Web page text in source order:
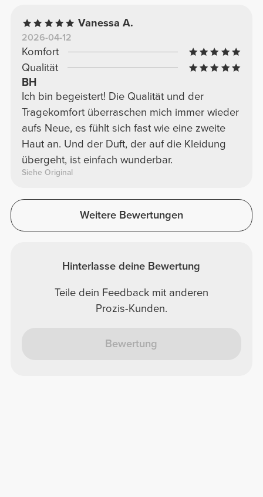
Vanessa A.
2026-04-12
Komfort
Qualität
BH
Ich bin begeistert! Die Qualität und der
Tragekomfort überraschen mich immer wieder
aufs Neue, es fühlt sich fast wie eine zweite
Haut an. Und der Duft, der auf die Kleidung
übergeht, ist einfach wunderbar.
Siehe Original
Weitere Bewertungen
Hinterlasse deine Bewertung
Teile dein Feedback mit anderen
Prozis-Kunden.
Bewertung